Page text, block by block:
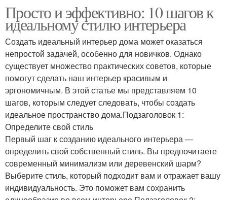
Просто и эффективно: 10 шагов к
идеальному стилю интерьера
Создать идеальный интерьер дома может оказаться
непростой задачей, особенно для новичков. Однако
существует множество практических советов, которые
помогут сделать наш интерьер красивым и
эргономичным. В этой статье мы представляем 10
шагов, которым следует следовать, чтобы создать
идеальное пространство дома.Подзаголовок 1:
Определите свой стиль
Первый шаг к созданию идеального интерьера —
определить свой собственный стиль. Вы предпочитаете
современный минимализм или деревенский шарм?
Выберите стиль, который подходит вам и отражает вашу
индивидуальность. Это поможет вам сохранить